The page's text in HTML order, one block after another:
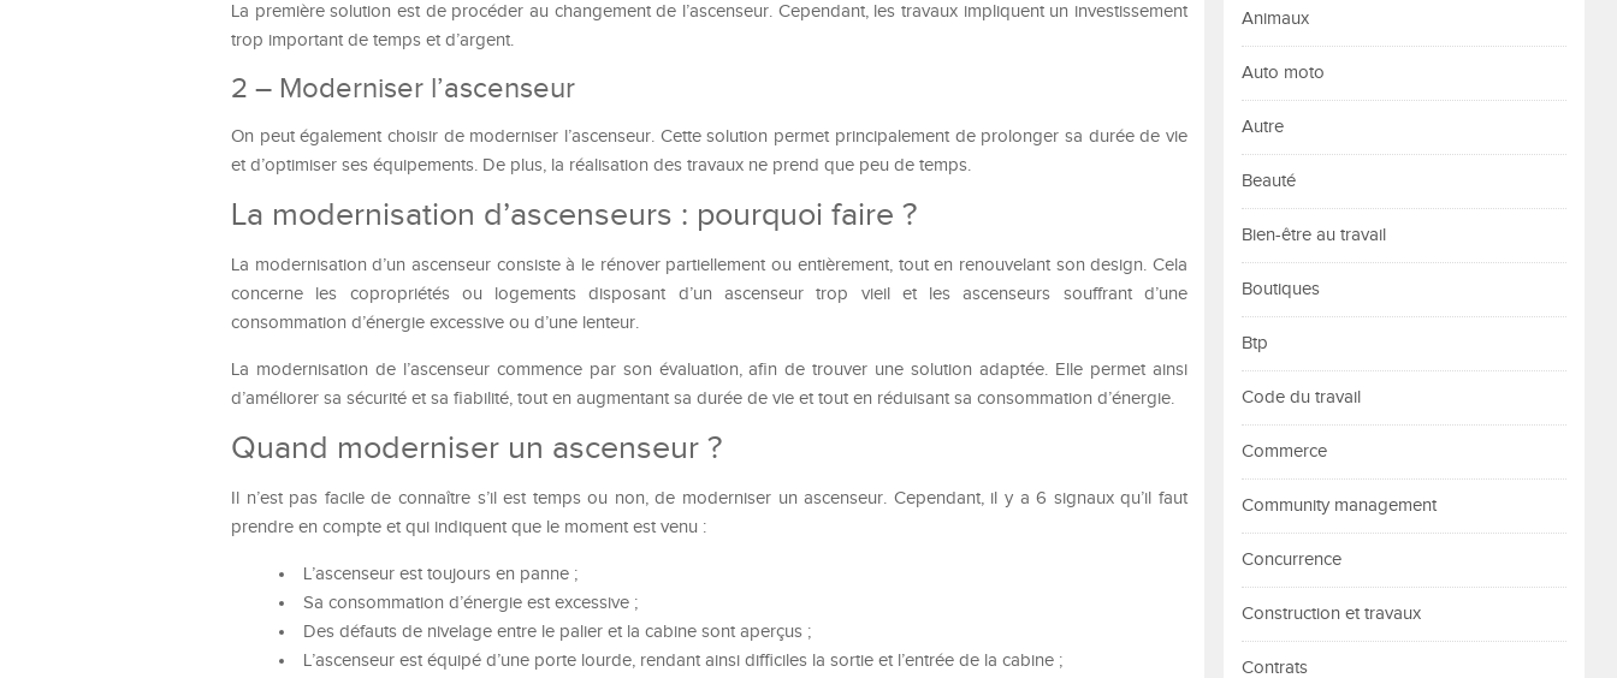
La première solution est de procéder au changement de l’ascenseur. Cependant, les travaux impliquent un investissement
trop important de temps et d’argent.
2 – Moderniser l’ascenseur
On peut également choisir de moderniser l’ascenseur. Cette solution permet principalement de prolonger sa durée de vie
et d’optimiser ses équipements. De plus, la réalisation des travaux ne prend que peu de temps.
La modernisation d’ascenseurs : pourquoi faire ?
La modernisation d’un ascenseur consiste à le rénover partiellement ou entièrement, tout en renouvelant son design. Cela
concerne les copropriétés ou logements disposant d’un ascenseur trop vieil et les ascenseurs souffrant d’une
consommation d’énergie excessive ou d’une lenteur.
La modernisation de l’ascenseur commence par son évaluation, afin de trouver une solution adaptée. Elle permet ainsi
d’améliorer sa sécurité et sa fiabilité, tout en augmentant sa durée de vie et tout en réduisant sa consommation d’énergie.
Quand moderniser un ascenseur ?
Il n’est pas facile de connaître s’il est temps ou non, de moderniser un ascenseur. Cependant, il y a 6 signaux qu’il faut
prendre en compte et qui indiquent que le moment est venu :
L’ascenseur est toujours en panne ;
Sa consommation d’énergie est excessive ;
Des défauts de nivelage entre le palier et la cabine sont aperçus ;
L’ascenseur est équipé d’une porte lourde, rendant ainsi difficiles la sortie et l’entrée de la cabine ;
Animaux
Auto moto
Autre
Beauté
Bien-être au travail
Boutiques
Btp
Code du travail
Commerce
Community management
Concurrence
Construction et travaux
Contrats